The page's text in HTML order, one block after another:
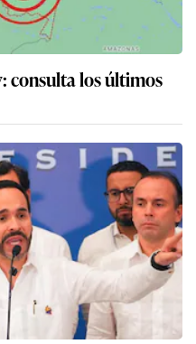
consulta los últimos